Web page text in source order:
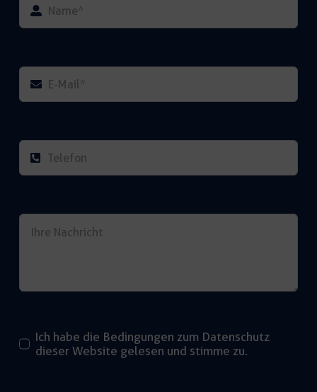
Ich habe die Bedingungen zum Datenschutz
dieser Website gelesen und stimme zu.